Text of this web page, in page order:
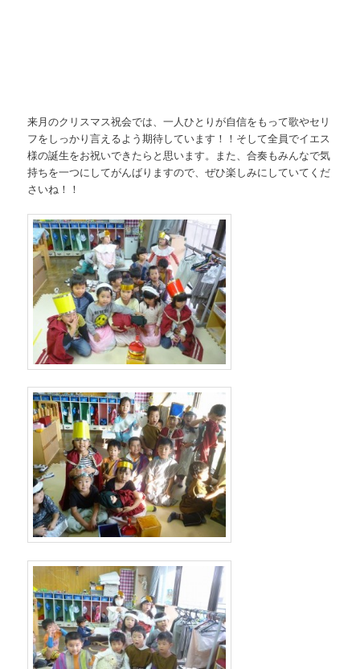
来月のクリスマス祝会では、一人ひとりが自信をもって歌やセリ
フをしっかり言えるよう期待しています！！そして全員でイエス
様の誕生をお祝いできたらと思います。また、合奏もみんなで気
持ちを一つにしてがんばりますので、ぜひ楽しみにしていてくだ
さいね！！